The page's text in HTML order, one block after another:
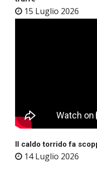
15 Luglio 2026
Il caldo torrido fa
14 Luglio 2026